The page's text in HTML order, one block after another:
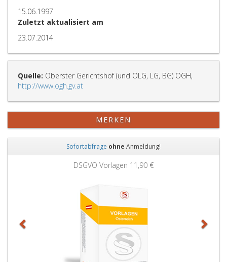
15.06.1997
Zuletzt aktualisiert am
23.07.2014
Quelle: Oberster Gerichtshof (und OLG, LG, BG) OGH,
http://www.ogh.gv.at
MERKEN
Sofortabfrage ohne Anmeldung!
DSGVO Vorlagen 11,90 €